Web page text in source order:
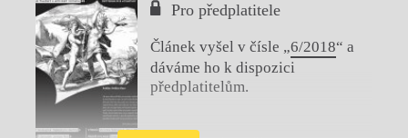
Pro předplatitele
Článek vyšel v čísle „6/2018“ a
dáváme ho k dispozici
předplatitelům.